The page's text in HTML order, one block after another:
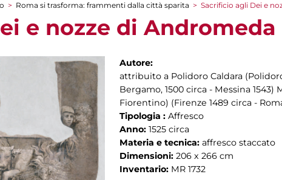
> Roma si trasforma: frammenti dalla città sparita > Sacrificio agli Dei e
e nozze di Andromeda
Autore:
attribuito a Polidoro Caldara
Bergamo, 1500 circa - Messina
Fiorentino) (Firenze 1489 circa -
Tipologia : Affresco
Anno: 1525 circa
Materia e tecnica: affresco staccato
Dimensioni: 206 x 266 cm
Inventario: MR 1732